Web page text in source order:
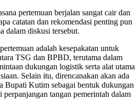
pertemuan berjalan sangat cair dan
catatan dan rekomendasi penting pun
dalam diskusi tersebut.
adalah kesepakatan untuk
TSG dan BPBD, terutama dalam
dukungan logistik serta alat utama
Selain itu, direncanakan akan ada
Bupati Kutim sebagai bentuk dukungan
perpanjangan tangan pemerintah dalam